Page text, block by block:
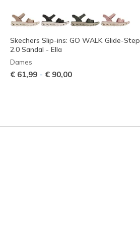
Skechers Slip-ins: GO WALK Glide-Step
2.0 Sandal - Ella
Dames
€ 61,99 - € 90,00